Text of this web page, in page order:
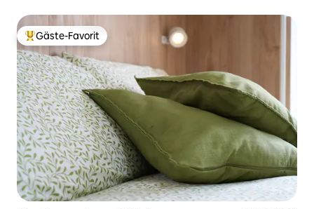
Beliebter Gäste-Favorit.
Gäste-Favorit